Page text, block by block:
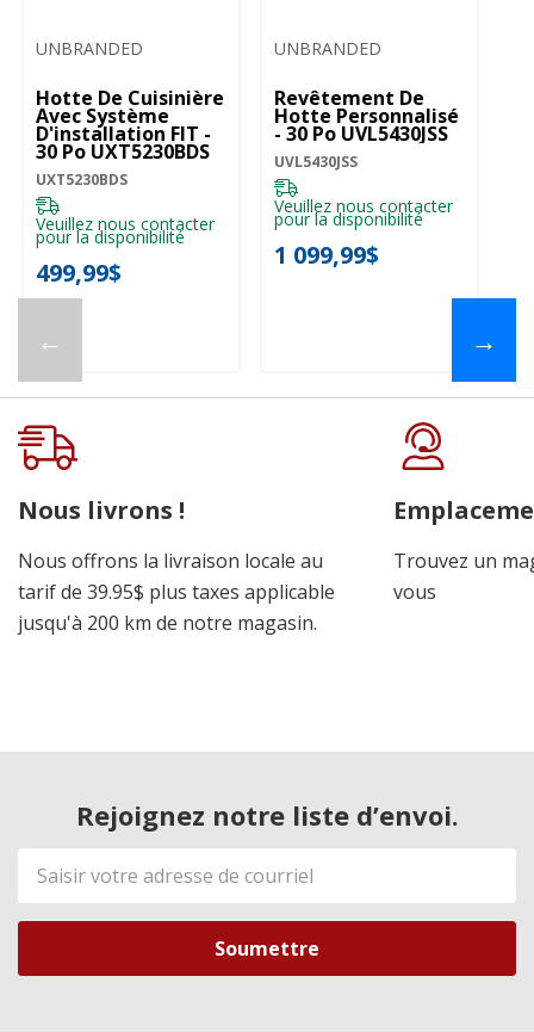
←
UNBRANDED
Hotte De Cuisinière
Avec Système
D'installation FIT -
30 Po UXT5230BDS
UXT5230BDS
Veuillez nous contacter
pour la disponibilité
499,99$
UNBRANDED
Revêtement De
Hotte Personnalisé
- 30 Po UVL5430JSS
UVL5430JSS
Veuillez nous contacter
pour la disponibilité
1 099,99$
→
Nous livrons !
Nous offrons la livraison locale au
tarif de 39.95$ plus taxes applicable
jusqu'à 200 km de notre magasin.
Trouvez un
vous
Rejoignez notre liste d’envoi.
Adresse
de
courriel